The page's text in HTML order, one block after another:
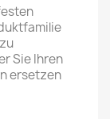
Sie Ihren
ersetzen